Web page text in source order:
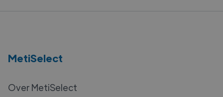
MetiSelect
Over MetiSelect